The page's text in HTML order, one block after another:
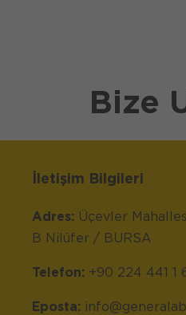
Bize
İletişim Bilgileri
Adres: Üçevler
B Nilüfer / BURSA
Telefon: +90 224 441 1
Eposta: